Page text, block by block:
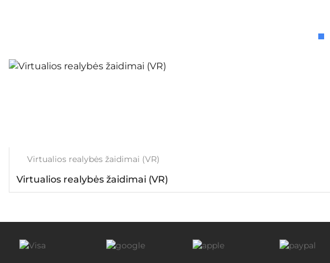
Virtualios realybės žaidimai (VR)
Virtualios realybės žaidimai (VR)